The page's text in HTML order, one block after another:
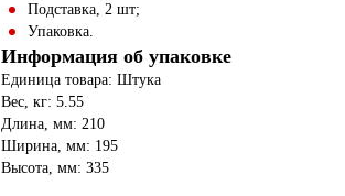
Подставка, 2 шт;
Упаковка.
Информация об упаковке
Единица товара: Штука
Вес, кг: 5.55
Длина, мм: 210
Ширина, мм: 195
Высота, мм: 335